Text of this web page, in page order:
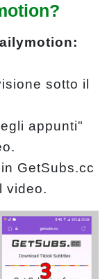
sotto il
appunti"
GetSubs.cc
video.